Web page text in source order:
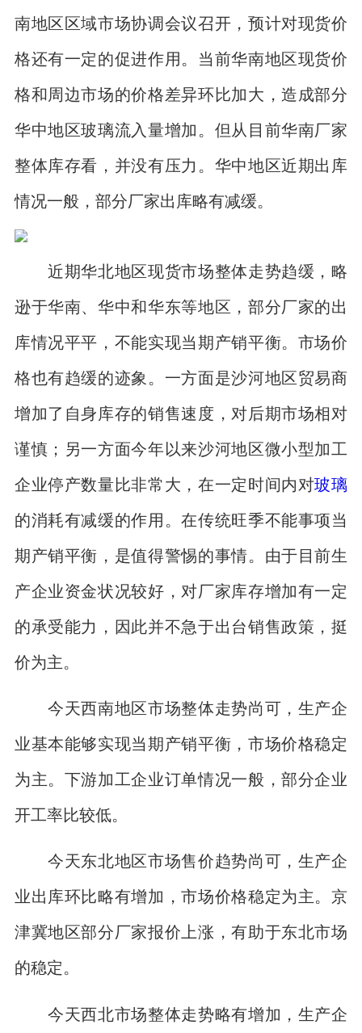
南地区区域市场协调会议召开，预计对现货价
格还有一定的促进作用。当前华南地区现货价
格和周边市场的价格差异环比加大，造成部分
华中地区玻璃流入量增加。但从目前华南厂家
整体库存看，并没有压力。华中地区近期出库
情况一般，部分厂家出库略有减缓。
近期华北地区现货市场整体走势趋缓，略
逊于华南、华中和华东等地区，部分厂家的出
库情况平平，不能实现当期产销平衡。市场价
格也有趋缓的迹象。一方面是沙河地区贸易商
增加了自身库存的销售速度，对后期市场相对
谨慎；另一方面今年以来沙河地区微小型加工
企业停产数量比非常大，在一定时间内对玻璃
的消耗有减缓的作用。在传统旺季不能事项当
期产销平衡，是值得警惕的事情。由于目前生
产企业资金状况较好，对厂家库存增加有一定
的承受能力，因此并不急于出台销售政策，挺
价为主。
今天西南地区市场整体走势尚可，生产企
业基本能够实现当期产销平衡，市场价格稳定
为主。下游加工企业订单情况一般，部分企业
开工率比较低。
今天东北地区市场售价趋势尚可，生产企
业出库环比略有增加，市场价格稳定为主。京
津冀地区部分厂家报价上涨，有助于东北市场
的稳定。
今天西北市场整体走势略有增加，生产企